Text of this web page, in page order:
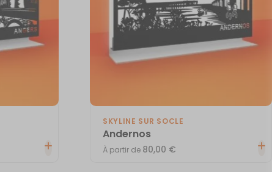
SKYLINE SUR SOCLE
Andernos
À partir de 80,00 €